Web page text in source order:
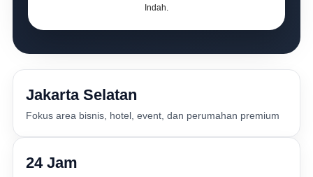
Indah.
Jakarta Selatan
Fokus area bisnis, hotel, event, dan perumahan premium
24 Jam